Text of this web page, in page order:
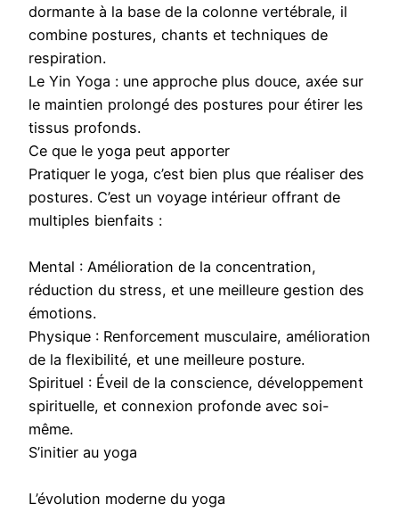
dormante à la base de la colonne vertébrale, il
combine postures, chants et techniques de
respiration.
Le Yin Yoga : une approche plus douce, axée sur
le maintien prolongé des postures pour étirer les
tissus profonds.
Ce que le yoga peut apporter
Pratiquer le yoga, c’est bien plus que réaliser des
postures. C’est un voyage intérieur offrant de
multiples bienfaits :
Mental : Amélioration de la concentration,
réduction du stress, et une meilleure gestion des
émotions.
Physique : Renforcement musculaire, amélioration
de la flexibilité, et une meilleure posture.
Spirituel : Éveil de la conscience, développement
spirituelle, et connexion profonde avec soi-
même.
S’initier au yoga
L’évolution moderne du yoga